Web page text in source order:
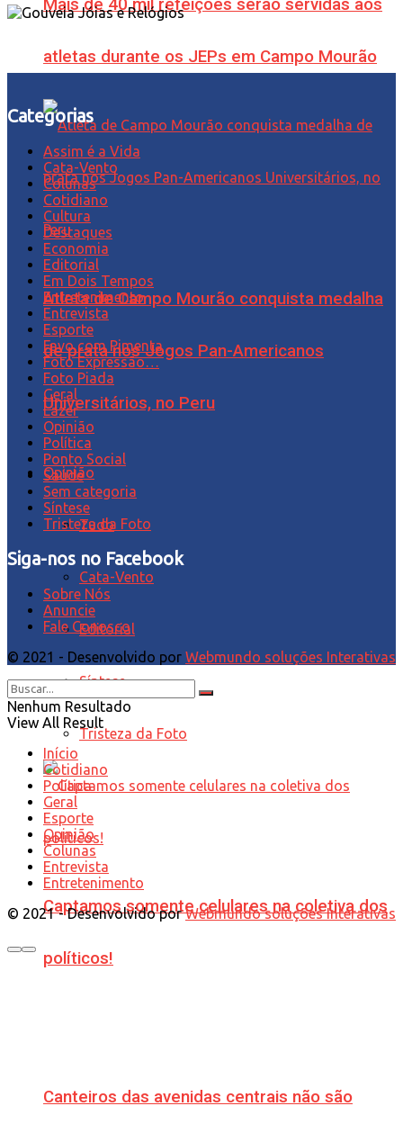
Mais de 40 mil refeições serão servidas aos
atletas durante os JEPs em Campo Mourão
Atleta de Campo Mourão conquista medalha
de prata nos Jogos Pan-Americanos
Universitários, no Peru
Opinião
Tudo
Cata-Vento
Editorial
Síntese
Tristeza da Foto
Captamos somente celulares na coletiva dos
políticos!
Canteiros das avenidas centrais não são
Categorias
Assim é a Vida
Cata-Vento
Colunas
Cotidiano
Cultura
Destaques
Economia
Editorial
Em Dois Tempos
Entretenimento
Entrevista
Esporte
Favo com Pimenta
Foto Expressão…
Foto Piada
Geral
Lazer
Opinião
Política
Ponto Social
Saúde
Sem categoria
Síntese
Tristeza da Foto
Siga-nos no Facebook
Sobre Nós
Anuncie
Fale Conosco
© 2021 - Desenvolvido por Webmundo soluções Interativas
Nenhum Resultado
View All Result
Início
Cotidiano
Política
Geral
Esporte
Opinião
Colunas
Entrevista
Entretenimento
© 2021 - Desenvolvido porWebmundo soluções Interativas